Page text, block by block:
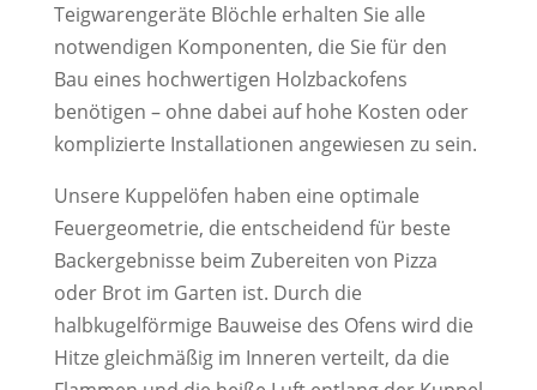
Teigwarengeräte Blöchle erhalten Sie alle
notwendigen Komponenten, die Sie für den
Bau eines hochwertigen Holzbackofens
benötigen – ohne dabei auf hohe Kosten oder
komplizierte Installationen angewiesen zu sein.
Unsere Kuppelöfen haben eine optimale
Feuergeometrie, die entscheidend für beste
Backergebnisse beim Zubereiten von Pizza
oder Brot im Garten ist. Durch die
halbkugelförmige Bauweise des Ofens wird die
Hitze gleichmäßig im Inneren verteilt, da die